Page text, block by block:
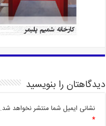
دیدگاهتان را بنویسید
نشانی ایمیل شما منتشر نخواهد شد.
*